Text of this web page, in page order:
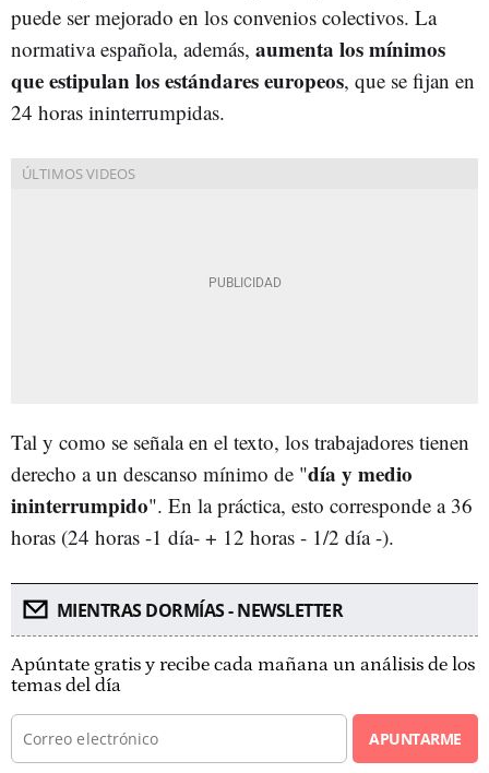
puede ser mejorado en los convenios colectivos. La
normativa española, además, aumenta los mínimos
que estipulan los estándares europeos, que se fijan en
24 horas ininterrumpidas.
Tal y como se señala en el texto, los trabajadores tienen
derecho a un descanso mínimo de "día y medio
ininterrumpido". En la práctica, esto corresponde a 36
horas (24 horas -1 día- + 12 horas - 1/2 día -).
MIENTRAS DORMÍAS - NEWSLETTER
Apúntate gratis y recibe cada mañana un análisis de los
temas del día
APUNTARME